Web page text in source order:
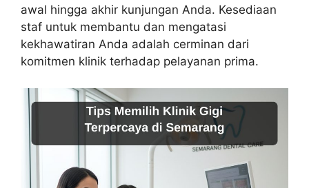
awal hingga akhir kunjungan Anda. Kesediaan
staf untuk membantu dan mengatasi
kekhawatiran Anda adalah cerminan dari
komitmen klinik terhadap pelayanan prima.